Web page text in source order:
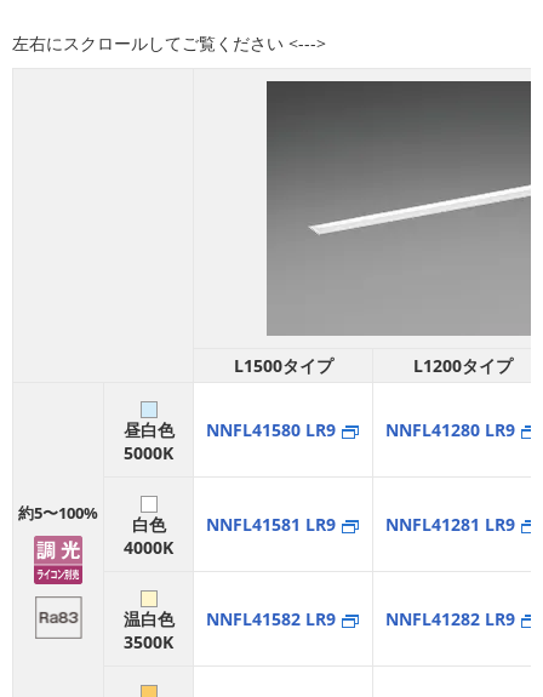
L1500タイプ L1200タイプ
約5〜100%
昼白色
5000K
NNFL41580 LR9 NNFL41280 LR9
白色
4000K
NNFL41581 LR9 NNFL41281 LR9
温白色
3500K
NNFL41582 LR9 NNFL41282 LR9